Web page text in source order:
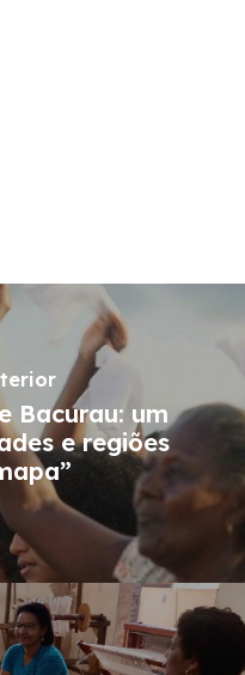
Bacurau: um
e regiões